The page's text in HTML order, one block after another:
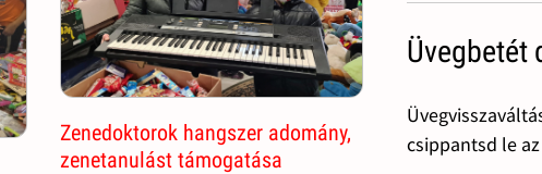
Zenedoktorok hangszer adomány,
zenetanulást támogatása
Üvegbetét
csippantsd le